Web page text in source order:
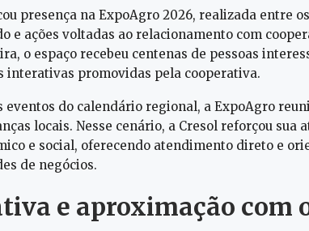
presença na ExpoAgro 2026, realizada entre os
e ações voltadas ao relacionamento com
o espaço recebeu centenas de pessoas
interativas promovidas pela cooperativa.
eventos do calendário regional, a ExpoAgro
locais. Nesse cenário, a Cresol reforçou sua
e social, oferecendo atendimento direto e
de negócios.
e aproximação com